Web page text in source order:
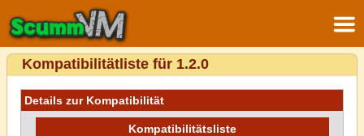
Kompatibilitätliste für 1.2.0
Details zur Kompatibilität
Kompatibilitätsliste